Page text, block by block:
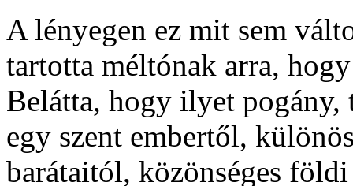
A lényegen ez mit sem
tartotta méltónak arra,
Belátta, hogy ilyet pogány,
egy szent embertől,
barátaitól, közönséges